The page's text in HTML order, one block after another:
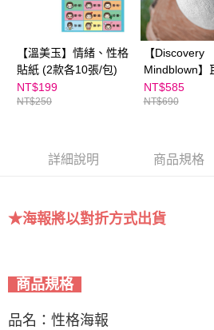
【注意事項】
１．透過由恩沛科技股份有限公司提供之「
易，需依本服務之必要範圍內提供個人資料
權轉讓予恩沛科技股份有限公司。
２．關於個人資料處理事宜，請瀏覽以下網址
https://aftee.tw/terms/#terms3
３．未成年的使用者請事先徵得法定代理人或
時審查核予不同之上限額度；若仍有額度不
【溫美玉】情緒、性格
貼紙 (2款各10張/包)
NT$199
NT$250
【Discovery
Mindblown】
蛋挖掘組（內
光小恐龍），
NT$585
NT$690
詳細說明 商品規格
★海報將以對折方式出貨
商品規格
品名：性格海報